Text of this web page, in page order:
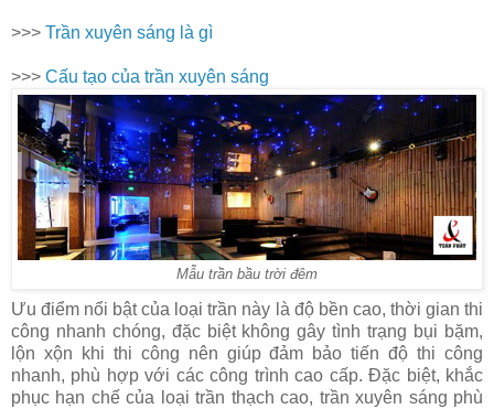
>>> Trần xuyên sáng là gì
>>> Cấu tạo của trần xuyên sáng
Mẫu trần bầu trời đêm
Ưu điểm nổi bật của loại trần này là độ bền cao, thời gian thi
công nhanh chóng, đặc biệt không gây tình trạng bụi bặm,
lộn xộn khi thi công nên giúp đảm bảo tiến độ thi công
nhanh, phù hợp với các công trình cao cấp. Đặc biệt, khắc
phục hạn chế của loại trần thạch cao, trần xuyên sáng phù